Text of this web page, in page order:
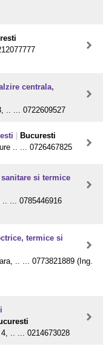
centrala,
.. ... 0722609527
Bucuresti
.. ... 0726467825
si termice
.. ... 0785446916
termice si
.. ... 0773821889 (Ing.
.. ... 0214673028